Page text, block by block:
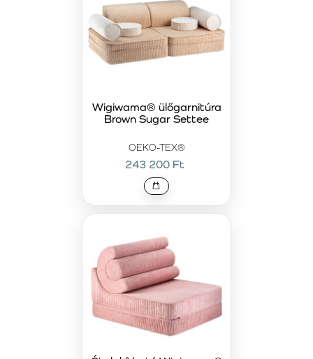
OEKO-TEX®
Wigiwama® ülőgarnitúra
Brown Sugar Settee
243 200 Ft